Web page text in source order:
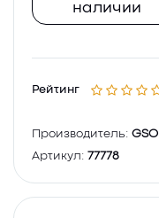
Рейтинг
Производитель: GSO
Артикул: 77778
наличии